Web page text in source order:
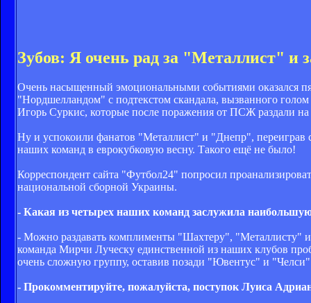
Зубов: Я очень рад за "Металлист" и
Очень насыщенный эмоциональными событиями оказался
"Нордшелландом" с подтекстом скандала, вызванного
Игорь Суркис, которые после поражения от ПСЖ раздали
Ну и успокоили фанатов "Металлист" и "Днепр", переиграв
наших команд в еврокубковую весну. Такого ещё не было!
Корреспондент сайта "Футбол24" попросил
национальной сборной Украины.
- Какая из четырех наших команд заслужила
- Можно раздавать комплименты "Шахтеру", "Металлисту"
команда Мирчи Луческу единственной из наших клубов
очень сложную группу, оставив позади "Ювентус" и
- Прокомментируйте, пожалуйста, поступок Луиса